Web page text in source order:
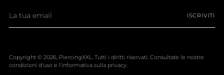
tua
email
ISCRIVITI
Copyright © 2026, PiercingXXL. Tutti i diritti riservati. Consultate le nostre
condizioni d'uso e l'informativa sulla privacy.